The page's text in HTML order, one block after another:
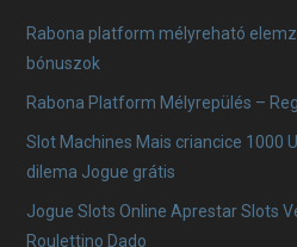
Rabona platform mélyreható
bónuszok
Rabona Platform Mélyrepülés –
Slot Machines Mais criancice 1000
dilema Jogue grátis
Jogue Slots Online Aprestar Slots
Roulettino Dado